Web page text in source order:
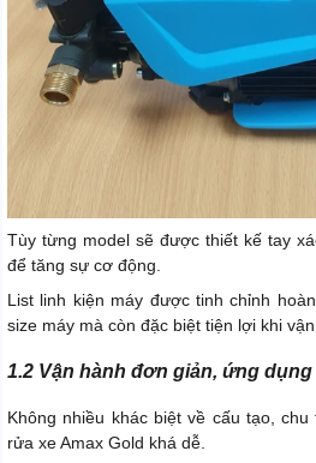
Tùy từng model sẽ được thiết kế tay
để tăng sự cơ động.
List linh kiện máy được tinh chỉnh
size máy mà còn đặc biệt tiện lợi khi vận
1.2 Vận hành đơn giản, ứng
Không nhiều khác biệt về cấu tạo,
rửa xe Amax Gold khá dễ.